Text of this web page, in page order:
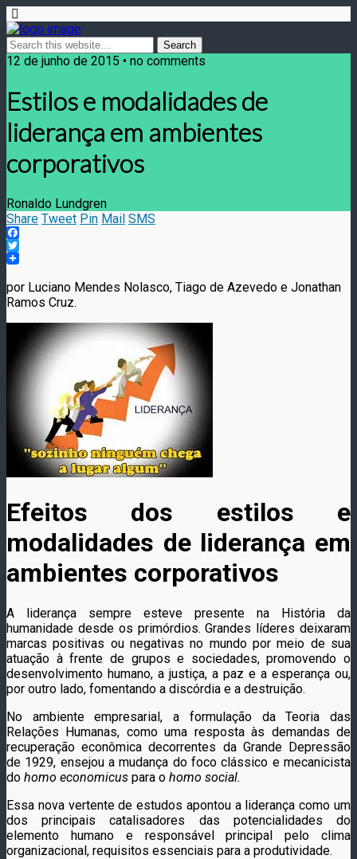
12 de junho de 2015 • no comments
Estilos e modalidades de
liderança em ambientes
corporativos
Ronaldo Lundgren
Share Tweet Pin Mail SMS
Facebook
Twitter
por Luciano Mendes Nolasco, Tiago de Azevedo e Jonathan
Ramos Cruz.
Efeitos dos estilos e
modalidades de liderança em
ambientes corporativos
A liderança sempre esteve presente na História da
humanidade desde os primórdios. Grandes líderes deixaram
marcas positivas ou negativas no mundo por meio de sua
atuação à frente de grupos e sociedades, promovendo o
desenvolvimento humano, a justiça, a paz e a esperança ou,
por outro lado, fomentando a discórdia e a destruição.
No ambiente empresarial, a formulação da Teoria das
Relações Humanas, como uma resposta às demandas de
recuperação econômica decorrentes da Grande Depressão
de 1929, ensejou a mudança do foco clássico e mecanicista
do homo economicus para o homo social.
Essa nova vertente de estudos apontou a liderança como um
dos principais catalisadores das potencialidades do
elemento humano e responsável principal pelo clima
organizacional, requisitos essenciais para a produtividade.